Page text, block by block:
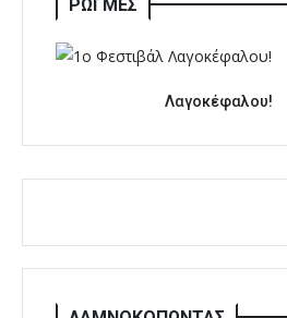
ΡΩΓΜΕΣ
Λαγοκέφαλου!